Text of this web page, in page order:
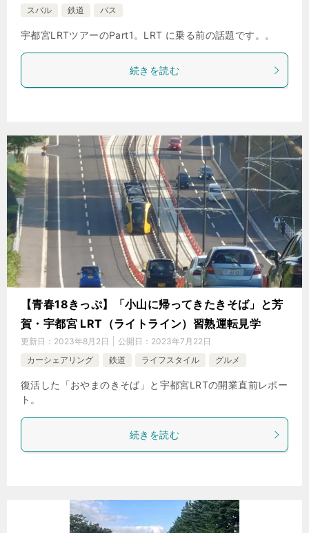
スバル
鉄道 バス
宇都宮LRTツアーのPart1。LRT に乗る前の話題です。。
続きを読む
【青春18きっぷ】「小山に帰ってきたきそば」と芳
賀・宇都宮 LRT（ライトライン）習熟運転見学
更新日： 2023年8月2日 公開日： 2023年7月22日
カーシェアリング
鉄道 ライフスタイル グルメ
復活した「おやまのきそば」と宇都宮LRTの開業直前レポー
ト。
続きを読む